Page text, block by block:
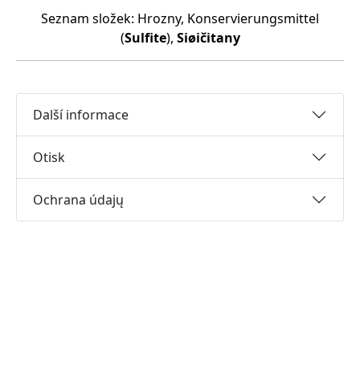
Seznam složek: Hrozny, Konservierungsmittel
(Sulfite), Siøičitany
Další informace
Otisk
Ochrana údajų